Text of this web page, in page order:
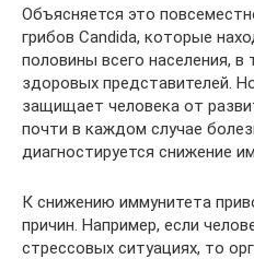
Объясняется это
грибов Candida, которые
половины всего населения,
здоровых представителей.
защищает человека от
почти в каждом случае
диагностируется снижение
К снижению иммунитета
причин. Например, если
стрессовых ситуациях, то